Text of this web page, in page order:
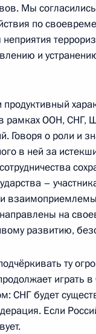
с победой
российско-
Мы
по
и
рамках ООН, СНГ,
Говоря о роли и
в ней за
–
на
развитию,
ту
играть
СНГ будет
Если